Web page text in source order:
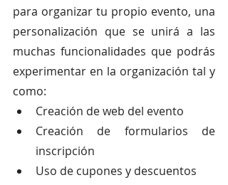
para organizar tu propio evento, una
personalización que se unirá a las
muchas funcionalidades que podrás
experimentar en la organización tal y
como:
Creación de web del evento
Creación de formularios de
inscripción
Uso de cupones y descuentos